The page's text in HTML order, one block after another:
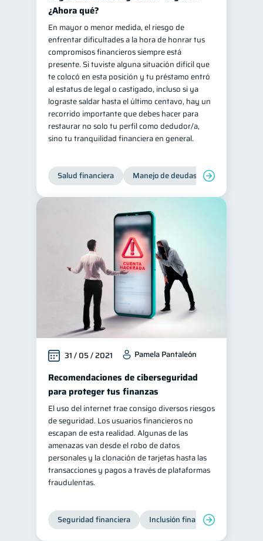
¿Ahora qué?
En mayor o menor medida, el riesgo de
enfrentar dificultades a la hora de honrar tus
compromisos financieros siempre está
presente. Si tuviste alguna situación difícil que
te colocó en esta posición y tu préstamo entró
al estatus de legal o castigado, incluso si ya
lograste saldar hasta el último centavo, hay un
recorrido importante que debes hacer para
restaurar no solo tu perfil como dedudor/a,
sino tu tranquilidad financiera en general.
Salud financiera Manejo de deudas
31 / 05 / 2021 Pamela Pantaleón
Recomendaciones de ciberseguridad
para proteger tus finanzas
El uso del internet trae consigo diversos riesgos
de seguridad. Los usuarios financieros no
escapan de esta realidad. Algunas de las
amenazas van desde el robo de datos
personales y la clonación de tarjetas hasta las
transacciones y pagos a través de plataformas
fraudulentas.
Seguridad financiera Inclusión financiera